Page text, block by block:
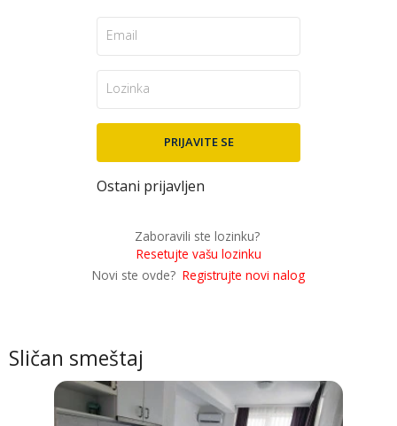
Sličan smeštaj
Ostani prijavljen
Zaboravili ste lozinku?
Resetujte vašu lozinku
Novi ste ovde? Registrujte novi nalog